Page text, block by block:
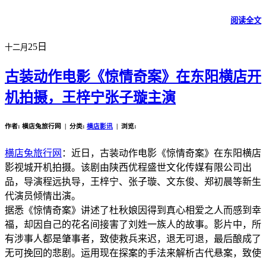
阅读全文
十二月 25日
古装动作电影《惊情奇案》在东阳横店开
机拍摄，王梓宁张子璇主演
作者: 横店兔旅行网 | 分类: 横店影讯 | 浏览:
横店兔旅行网 ：近日，古装动作电影《惊情奇案》在东阳横店
影视城开机拍摄。该剧由陕西优程盛世文化传媒有限公司出
品，导演程远执导，王梓宁、张子璇、文东俊、郑初晨等新生
代演员倾情出演。
据悉《惊情奇案》讲述了杜秋娘因得到真心相爱之人而感到幸
福，却因自己的花名间接害了刘姓一族人的故事。影片中，所
有涉事人都是肇事者，致使救兵来迟，退无可退，最后酿成了
无可挽回的悲剧。运用现在探案的手法来解析古代悬案，致使